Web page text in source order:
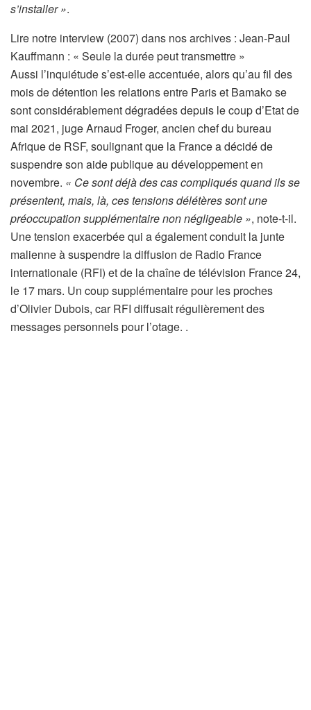
s’installer ».
Lire notre interview (2007) dans nos archives : Jean-Paul
Kauffmann : « Seule la durée peut transmettre »
Aussi l’inquiétude s’est-elle accentuée, alors qu’au fil des
mois de détention les relations entre Paris et Bamako se
sont considérablement dégradées depuis le coup d’Etat de
mai 2021, juge Arnaud Froger, ancien chef du bureau
Afrique de RSF, soulignant que la France a décidé de
suspendre son aide publique au développement en
novembre. « Ce sont déjà des cas compliqués quand ils se
présentent, mais, là, ces tensions délétères sont une
préoccupation supplémentaire non négligeable », note-t-il.
Une tension exacerbée qui a également conduit la junte
malienne à suspendre la diffusion de Radio France
internationale (RFI) et de la chaîne de télévision France 24,
le 17 mars. Un coup supplémentaire pour les proches
d’Olivier Dubois, car RFI diffusait régulièrement des
messages personnels pour l’otage. .